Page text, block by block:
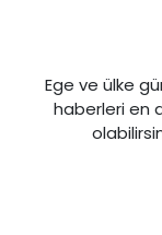
Ege ve ülke
haberleri en